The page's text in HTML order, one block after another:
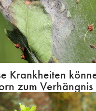
Krankheiten
zum